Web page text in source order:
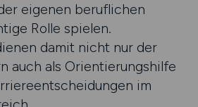
eigenen beruflichen
Rolle spielen.
damit nicht nur der
auch als Orientierungshilfe
im